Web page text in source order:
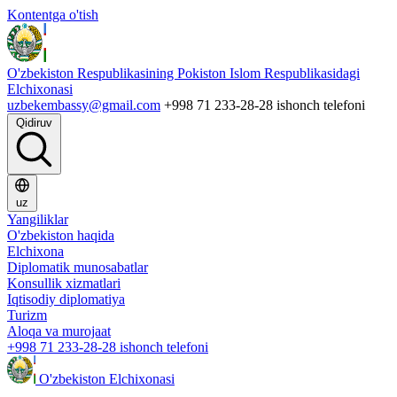
Kontentga o'tish
O'zbekiston Respublikasining Pokiston Islom Respublikasidagi
Elchixonasi
uzbekembassy@gmail.com +998 71 233-28-28 ishonch telefoni
Qidiruv
uz
Yangiliklar
O'zbekiston haqida
Elchixona
Diplomatik munosabatlar
Konsullik xizmatlari
Iqtisodiy diplomatiya
Turizm
Aloqa va murojaat
+998 71 233-28-28 ishonch telefoni
O'zbekiston Elchixonasi